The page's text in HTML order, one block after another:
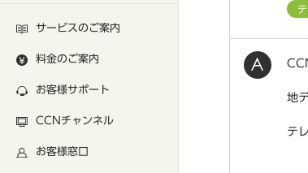
サービスのご案内
料金のご案内
お客様サポート
CCNチャンネル
お客様窓口
地
テ